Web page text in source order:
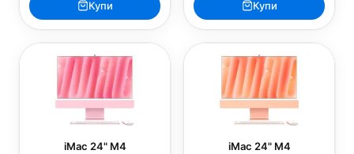
Купи Купи
iMac 24" M4 iMac 24" M4